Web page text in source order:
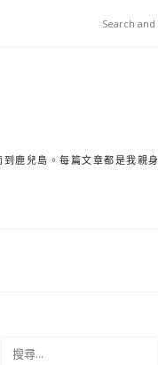
鹿兒島。每篇文章都是我親